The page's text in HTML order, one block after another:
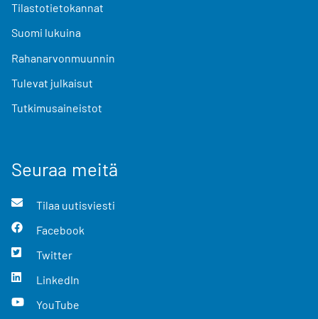
Tilastotietokannat
Suomi lukuina
Rahanarvonmuunnin
Tulevat julkaisut
Tutkimusaineistot
Seuraa meitä
Tilaa uutisviesti
Facebook
Twitter
LinkedIn
YouTube